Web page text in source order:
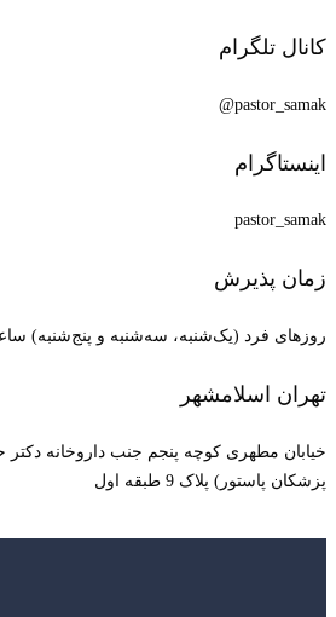
کانال تلگرام
pastor_samak@
اینستاگرام
pastor_samak
زمان پذیرش
روزهای فرد (یک‌شنبه، سه‌شنبه و پنج‌شنبه) ساعت 15:00 الی
تهران اسلامشهر
خیابان مطهری کوچه پنجم جنب داروخانه
پزشکان پاستور) پلاک 9 طبقه اول